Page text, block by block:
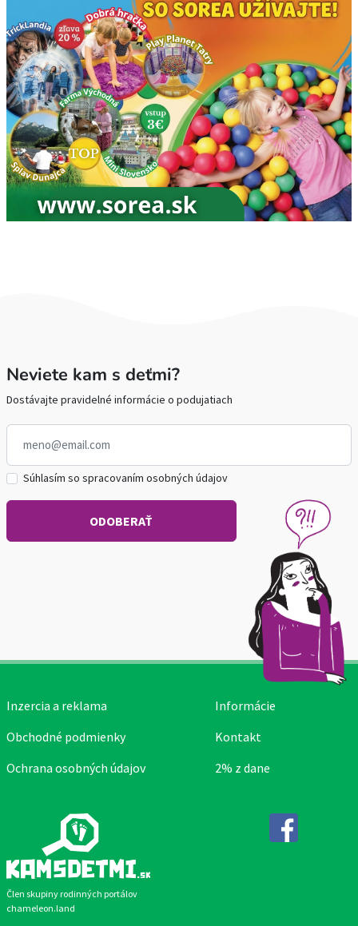
Neviete kam s deťmi?
Dostávajte pravidelné informácie o podujatiach
Súhlasím so spracovaním osobných údajov
Člen skupiny rodinných portálov
chameleon.land
Inzercia a reklama
Obchodné podmienky
Ochrana osobných údajov
Informácie
Kontakt
2% z dane